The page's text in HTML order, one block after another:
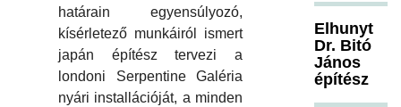
határain egyensúlyozó,
kísérletező munkáiról ismert
japán építész tervezi a
londoni Serpentine Galéria
nyári installációját, a minden
Elhunyt
Dr. Bitó
János
építész